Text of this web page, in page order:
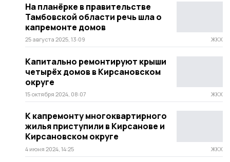
На планёрке в правительстве
Тамбовской области речь шла о
капремонте домов
25 августа 2025, 13:09 ЖКХ
Капитально ремонтируют крыши
четырёх домов в Кирсановском
округе
15 октября 2024, 08:07 ЖКХ
К капремонту многоквартирного
жилья приступили в Кирсанове и
Кирсановском округе
4 июня 2024, 14:25 ЖКХ